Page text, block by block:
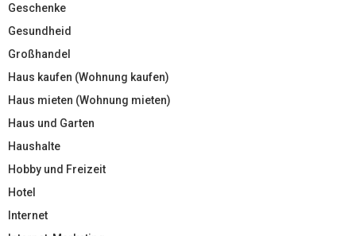
Geschenke
Gesundheid
Großhandel
Haus kaufen (Wohnung kaufen)
Haus mieten (Wohnung mieten)
Haus und Garten
Haushalte
Hobby und Freizeit
Hotel
Internet